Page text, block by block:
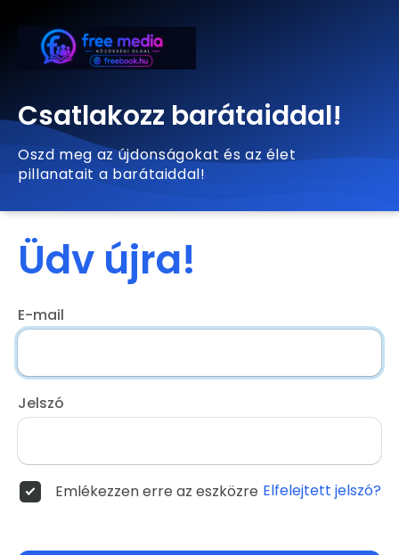
Csatlakozz barátaiddal!
Oszd meg az újdonságokat és az élet
pillanatait a barátaiddal!
Üdv újra!
E-mail
Jelszó
Emlékezzen erre az eszközre Elfelejtett jelszó?